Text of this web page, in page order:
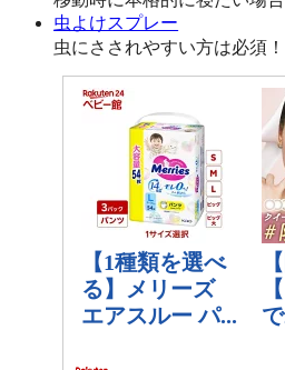
虫よけスプレー
虫にさされやすい方は必須！